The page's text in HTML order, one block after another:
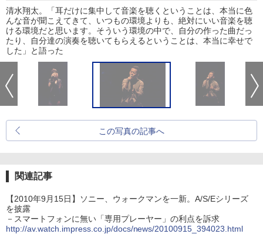
清水翔太。「耳だけに集中して音楽を聴くということは、本当に色
んな音が聞こえてきて、いつもの環境よりも、絶対にいい音楽を聴
ける環境だと思います。そういう環境の中で、自分の作った曲だっ
たり、自分達の演奏を聴いてもらえるということは、本当に幸せで
した」と語った
この写真の記事へ
関連記事
【2010年9月15日】ソニー、ウォークマンを一新。A/S/Eシリーズ
を披露
－スマートフォンに無い「専用プレーヤー」の利点を訴求
http://av.watch.impress.co.jp/docs/news/20100915_394023.html